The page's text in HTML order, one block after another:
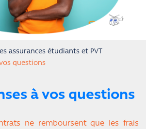
assurances étudiants et PVT
questions
à vos questions
ne remboursent que les frais